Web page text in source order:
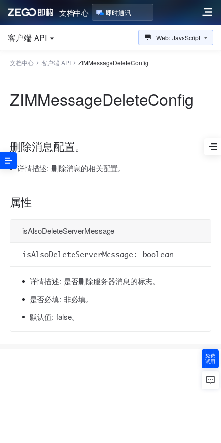
文档中心 即时通讯
客户端 API Web: JavaScript
文档中心 客户端 API ZIMMessageDeleteConfig
ZIMMessageDeleteConfig
删除消息配置。
详情描述: 删除消息的相关配置。
属性
isAlsoDeleteServerMessage
isAlsoDeleteServerMessage: boolean
详情描述: 是否删除服务器消息的标志。
是否必填: 非必填。
默认值: false。
免费
试用